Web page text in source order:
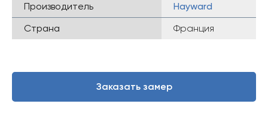
Производитель
Hayward
Страна
Франция
Заказать замер